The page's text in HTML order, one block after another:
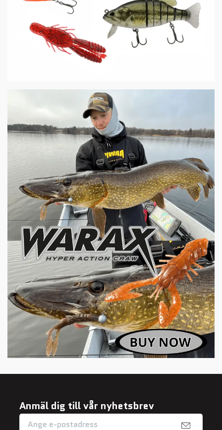
Anmäl dig till vår nyhetsbrev